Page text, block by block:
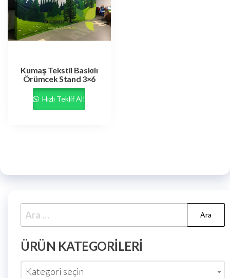
Kumaş Tekstil Baskılı
Örümcek Stand 3×6
Hızlı Teklif Al!
ÜRÜN KATEGORILERI
Kategori seçin